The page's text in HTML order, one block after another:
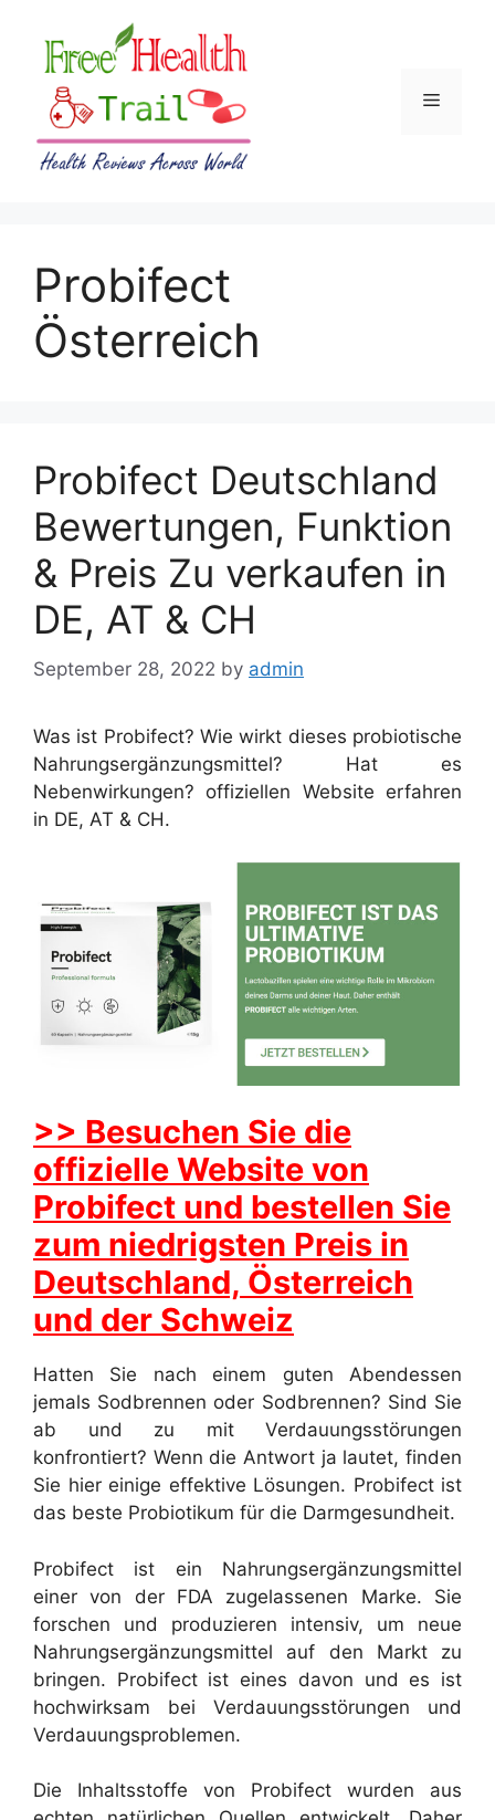
content
Menu
Probifect
Österreich
Probifect Deutschland
Bewertungen, Funktion
& Preis Zu verkaufen in
DE, AT & CH
September 28, 2022 by admin
Was ist Probifect? Wie wirkt dieses probiotische
Nahrungsergänzungsmittel? Hat es
Nebenwirkungen? offiziellen Website erfahren
in DE, AT & CH.
>> Besuchen Sie die
offizielle Website von
Probifect und bestellen Sie
zum niedrigsten Preis in
Deutschland, Österreich
und der Schweiz
Hatten Sie nach einem guten Abendessen
jemals Sodbrennen oder Sodbrennen? Sind Sie
ab und zu mit Verdauungsstörungen
konfrontiert? Wenn die Antwort ja lautet, finden
Sie hier einige effektive Lösungen. Probifect ist
das beste Probiotikum für die Darmgesundheit.
Probifect ist ein Nahrungsergänzungsmittel
einer von der FDA zugelassenen Marke. Sie
forschen und produzieren intensiv, um neue
Nahrungsergänzungsmittel auf den Markt zu
bringen. Probifect ist eines davon und es ist
hochwirksam bei Verdauungsstörungen und
Verdauungsproblemen.
Die Inhaltsstoffe von Probifect wurden aus